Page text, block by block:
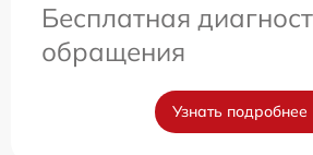
Бесплатная
обращения
Узнать подробнее